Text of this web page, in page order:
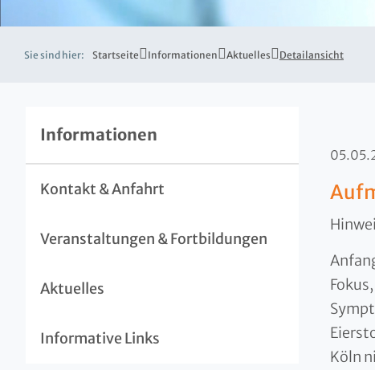
Sie sind hier: Startseite Informationen Aktuelles Detailansicht
Informationen
Kontakt & Anfahrt
Veranstaltungen & Fortbildungen
Aktuelles
Informative Links
Köln